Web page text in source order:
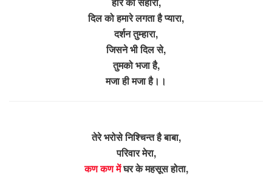
दिल को हमारे लगता है प्यारा,
दर्शन तुम्हारा,
जिसने भी दिल से,
तुमको भजा है,
मजा ही मजा है।।
तेरे भरोसे निश्चिन्त है बाबा,
परिवार मेरा,
कण कण मेंघर के महसूस होता,